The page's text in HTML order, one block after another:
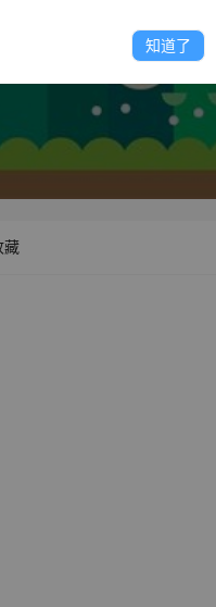
藏
知道了